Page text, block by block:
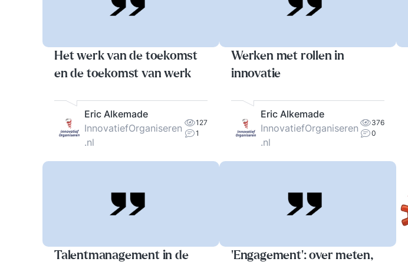
Het werk van de toekomst
en de toekomst van werk
Eric Alkemade
InnovatiefOrganiseren
.nl
127
1
Werken met rollen in
innovatie
Eric Alkemade
InnovatiefOrganiseren
.nl
376
0
Talentmanagement in de
‘Engagement’: over meten,